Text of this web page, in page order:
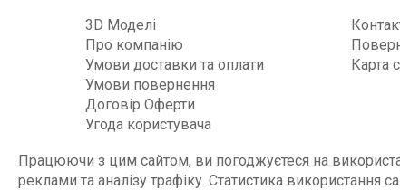
3D Моделі
Про компанію
Умови доставки та оплати
Умови повернення
Договір Оферти
Угода користувача
Умови експлуатації, зберігання та
догляду за меблями
Карта
Працюючи з цим сайтом, ви погоджуєтеся на
реклами та аналізу трафіку. Статистика використання